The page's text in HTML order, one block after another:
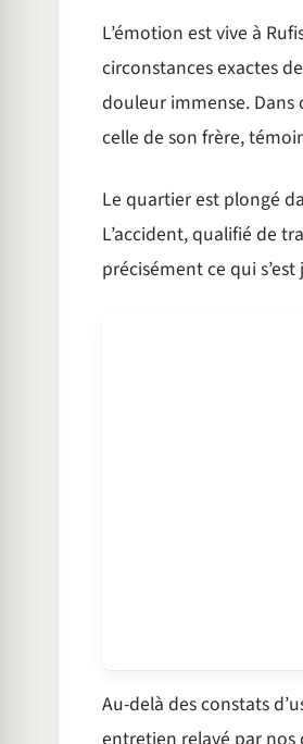
L’émotion est vive à
circonstances exactes
douleur immense. Dans
celle de son frère,
Le quartier est plongé
L’accident, qualifié de
précisément ce qui
Au-delà des constats